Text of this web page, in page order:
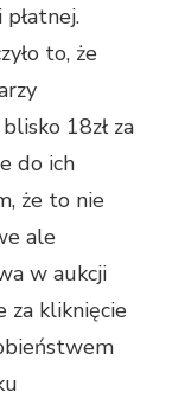
to, że
18zł za
do ich
że to nie
ale
w aukcji
za kliknięcie